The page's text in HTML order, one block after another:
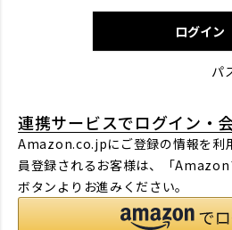
)
ログイン
パ
連携サービスでログイン・
Amazon.co.jpにご登録の情報を利
員登録されるお客様は、「Amazon
ボタンよりお進みください。